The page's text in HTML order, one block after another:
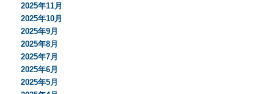
2025年11月
2025年10月
2025年9月
2025年8月
2025年7月
2025年6月
2025年5月